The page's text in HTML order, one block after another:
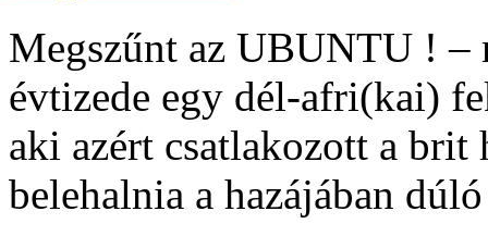
Megszűnt az UBUNTU ! –
évtizede egy dél-afri(kai)
aki azért csatlakozott a brit
belehalnia a hazájában